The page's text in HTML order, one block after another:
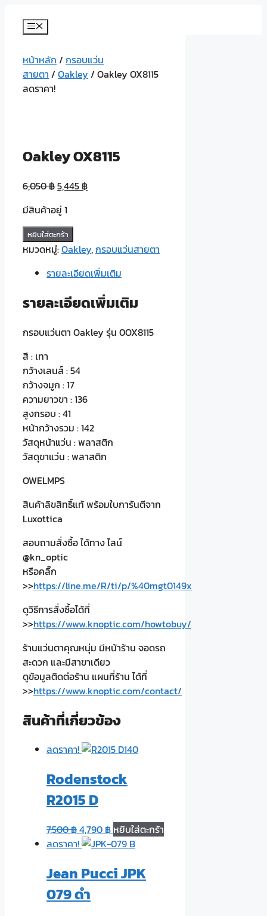
Menu
หน้าหลัก / กรอบแว่น
สายตา / Oakley / Oakley OX8115
ลดราคา!
Oakley OX8115
6,050฿5,445 ฿
มีสินค้าอยู่ 1
จำนวน
Oakley
หยิบใส่ตะกร้า
หมวดหมู่:Oakley,กรอบแว่นสายตา
รายละเอียดเพิ่มเติม
รายละเอียดเพิ่มเติม
กรอบแว่นตา Oakley รุ่น 0OX8115
สี : เทา
กว้างเลนส์ : 54
กว้างจมูก : 17
ความยาวขา : 136
สูงกรอบ : 41
หน้ากว้างรวม : 142
วัสดุหน้าแว่น : พลาสติก
วัสดุขาแว่น : พลาสติก
OWELMPS
สินค้าลิขสิทธิ์แท้ พร้อมใบการันตีจาก
Luxottica
สอบถามสั่งซื้อ ได้ทาง ไลน์
@kn_optic
หรือคลิ๊ก
>>https://line.me/R/ti/p/%40mgt0149x
ดูวิธีการสั่งซื้อได้ที่
>>https://www.knoptic.com/howtobuy/
ร้านแว่นตาคุณหนุ่ม มีหน้าร้าน จอดรถ
สะดวก และมีสาขาเดียว
ดูข้อมูลติดต่อร้าน แผนที่ร้าน ได้ที่
>>https://www.knoptic.com/contact/
สินค้าที่เกี่ยวข้อง
ลดราคา!
Rodenstock
R2015 D
7,500฿4,790 ฿ หยิบใส่ตะกร้า
ลดราคา!
Jean Pucci JPK
079 ดำ